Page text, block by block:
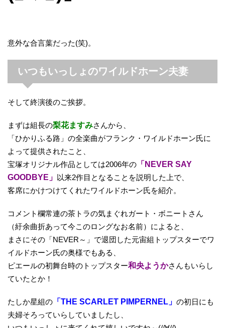
意外な合言葉だった(笑)。
いつもいっしょのワイルドホーン夫妻
そして終演後のご挨拶。
まずは組長の梨花ますみさんから、
「ひかりふる路」の全楽曲がフランク・ワイルドホーン氏に
よって提供されたこと、
宝塚オリジナル作品としては2006年の 「NEVER SAY
GOODBYE」 以来2作目となることを説明した上で、
客席にかけつけてくれたワイルドホーン氏を紹介。
コメント欄常連の茶トラの気まぐれガート・ボニートさん
（紆余曲折あって今このロングなお名前）によると、
まさにその「NEVER～」で退団した元宙組トップスターでワ
イルドホーン氏の奥様でもある、
ピエールの初舞台時のトップスター和央ようかさんもいらし
ていたとか！
たしか星組の 「THE SCARLET PIMPERNEL」 の初日にも
夫婦そろっていらしていましたし、